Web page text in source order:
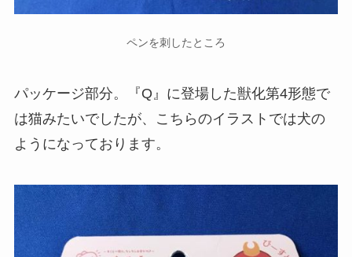
ペンを刺したところ
パッケージ部分。『Q』に登場した獣化第4形態で
は猫みたいでしたが、こちらのイラストでは犬の
ようになっております。